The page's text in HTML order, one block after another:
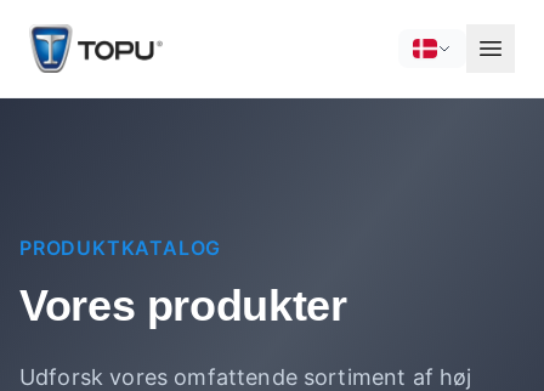
PRODUKTKATALOG
Vores produkter
Udforsk vores omfattende sortiment af høj